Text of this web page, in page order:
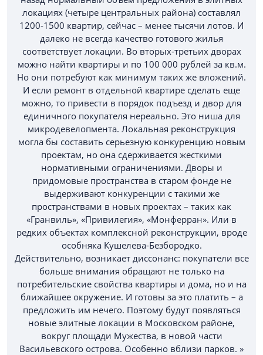
локациях (четыре центральных района) составлял
1200-1500 квартир, сейчас – менее тысячи лотов. И
далеко не всегда качество готового жилья
соответствует локации. Во вторых-третьих дворах
можно найти квартиры и по 100 000 рублей за кв.м.
Но они потребуют как минимум таких же вложений.
И если ремонт в отдельной квартире сделать еще
можно, то привести в порядок подъезд и двор для
единичного покупателя нереально. Это ниша для
микродевелопмента. Локальная реконструкция
могла бы составить серьезную конкуренцию новым
проектам, но она сдерживается жесткими
нормативными ограничениями. Дворы и
придомовые пространства в старом фонде не
выдерживают конкуренции с такими же
пространствами в новых проектах – таких как
«Гранвиль», «Привилегия», «Монферран». Или в
редких объектах комплексной реконструкции, вроде
особняка Кушелева-Безбородко.
Действительно, возникает диссонанс: покупатели все
больше внимания обращают не только на
потребительские свойства квартиры и дома, но и на
ближайшее окружение. И готовы за это платить – а
предложить им нечего. Поэтому будут появляться
новые элитные локации в Московском районе,
вокруг площади Мужества, в новой части
Васильевского острова. Особенно вблизи парков. »